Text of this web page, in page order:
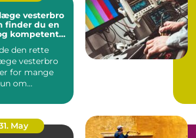
vesterbro
finder du en
kompetent
den rette
vesterbro
for mange
om
ty...
May